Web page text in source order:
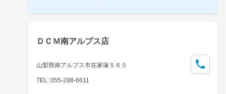
ＤＣＭ南アルプス店
山梨県南アルプス市在家塚５６５
TEL: 055-288-6611